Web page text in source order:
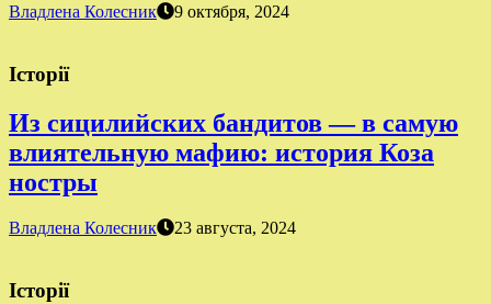
Владлена Колесник 9 октября, 2024
Історії
Из сицилийских бандитов — в самую
влиятельную мафию: история Коза
ностры
Владлена Колесник 23 августа, 2024
Історії